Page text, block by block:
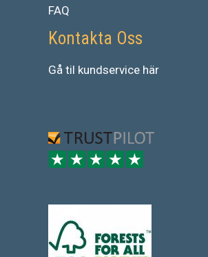
FAQ
Kontakta Oss
Gå til kundservice här